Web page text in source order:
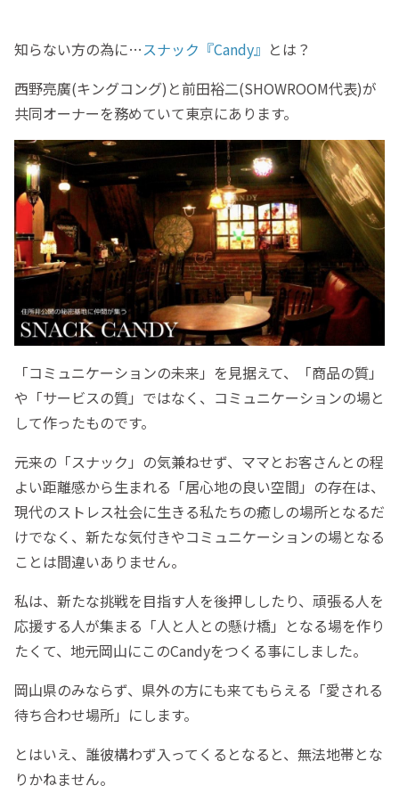
知らない方の為に…スナック『Candy』 とは？
西野亮廣(キングコング)と前田裕二(SHOWROOM代表)が
共同オーナーを務めていて東京にあります。
「コミュニケーションの未来」を見据えて、「商品の質」
や「サービスの質」ではなく、コミュニケーションの場と
して作ったものです。
元来の「スナック」の気兼ねせず、ママとお客さんとの程
よい距離感から生まれる「居心地の良い空間」の存在は、
現代のストレス社会に生きる私たちの癒しの場所となるだ
けでなく、新たな気付きやコミュニケーションの場となる
ことは間違いありません。
私は、新たな挑戦を目指す人を後押ししたり、頑張る人を
応援する人が集まる「人と人との懸け橋」となる場を作り
たくて、地元岡山にこのCandyをつくる事にしました。
岡山県のみならず、県外の方にも来てもらえる「愛される
待ち合わせ場所」にします。
とはいえ、誰彼構わず入ってくるとなると、無法地帯とな
りかねません。